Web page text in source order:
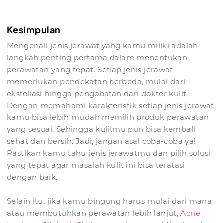
Kesimpulan
Mengenali jenis jerawat yang kamu miliki adalah
langkah penting pertama dalam menentukan
perawatan yang tepat. Setiap jenis jerawat
memerlukan pendekatan berbeda, mulai dari
eksfoliasi hingga pengobatan dari dokter kulit.
Dengan memahami karakteristik setiap jenis jerawat,
kamu bisa lebih mudah memilih produk perawatan
yang sesuai. Sehingga kulitmu pun bisa kembali
sehat dan bersih. Jadi, jangan asal coba-coba ya!
Pastikan kamu tahu jenis jerawatmu dan pilih solusi
yang tepat agar masalah kulit ini bisa teratasi
dengan baik.
Selain itu, jika kamu bingung harus mulai dari mana
atau membutuhkan perawatan lebih lanjut,Acne